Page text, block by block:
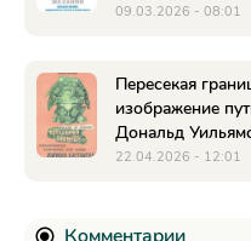
09.03.2026 - 08:01
Пересекая
изображение
Дональд
22.04.2026 - 12:01